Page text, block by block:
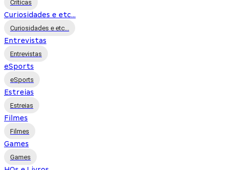
Críticas
Curiosidades e etc...
Curiosidades e etc...
Entrevistas
Entrevistas
eSports
eSports
Estreias
Estreias
Filmes
Filmes
Games
Games